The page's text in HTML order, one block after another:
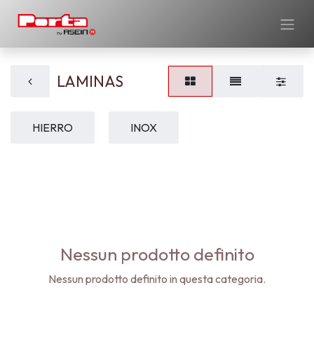
LAMINAS
HIERRO INOX
Nessun prodotto definito
Nessun prodotto definito in questa categoria.